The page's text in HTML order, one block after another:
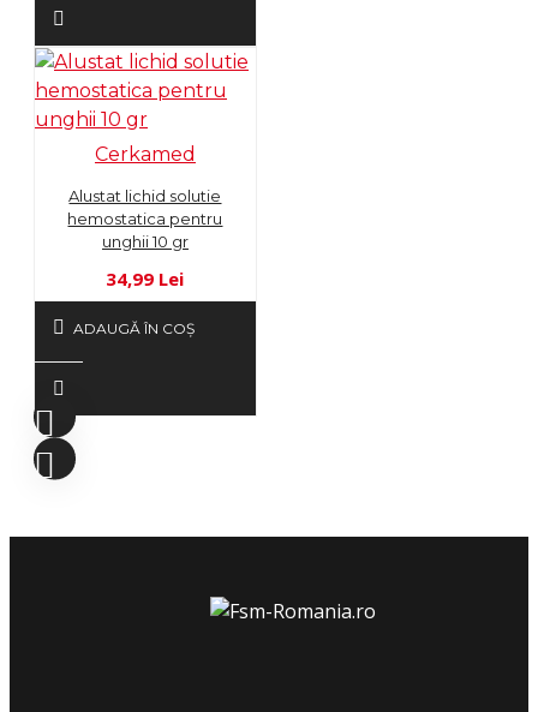
Cerkamed
Alustat lichid solutie
hemostatica pentru
unghii 10 gr
34,99 Lei
ADAUGĂ ÎN COŞ